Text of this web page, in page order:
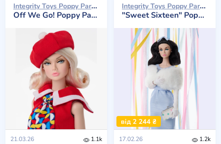
Integrity Toys Poppy Parker 2026
Off We Go! Poppy Parker
21.03.26
1.1k
Integrity Toys Poppy Parker 2026
"Sweet Sixteen" Poppy Parker
від 2 244 ₴
17.02.26
1.2k